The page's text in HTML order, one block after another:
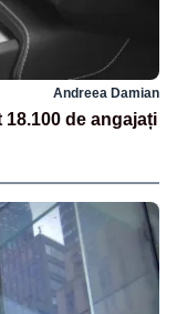
Andreea Damian
de angajați